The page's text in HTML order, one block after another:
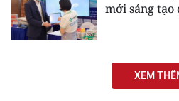
RADIO
mới sáng tạo
XEM